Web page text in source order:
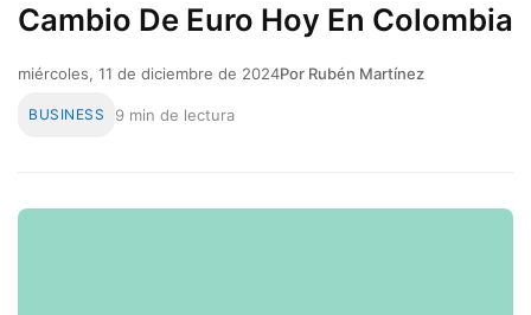
Cambio De Euro Hoy En Colombia
miércoles, 11 de diciembre de 2024Por Rubén Martínez
BUSINESS 9 min de lectura